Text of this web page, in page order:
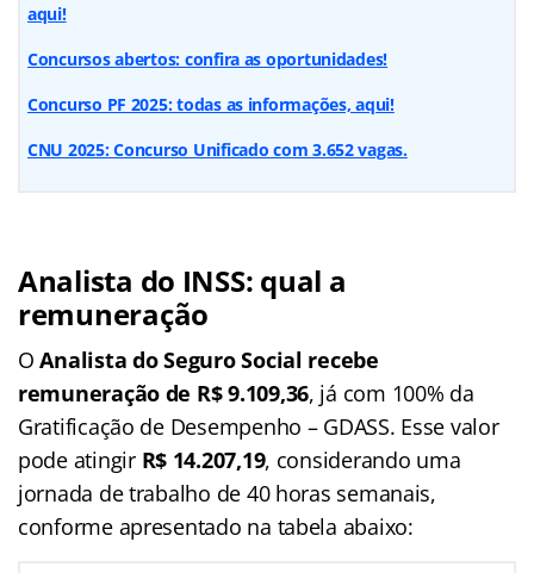
aqui!
Concursos abertos: confira as oportunidades!
Concurso PF 2025: todas as informações, aqui!
CNU 2025: Concurso Unificado com 3.652 vagas.
Analista do INSS: qual a
remuneração
OAnalista do Seguro Social recebe
remuneração de R$ 9.109,36, já com 100% da
Gratificação de Desempenho – GDASS. Esse valor
pode atingir R$ 14.207,19, considerando uma
jornada de trabalho de 40 horas semanais,
conforme apresentado na tabela abaixo: